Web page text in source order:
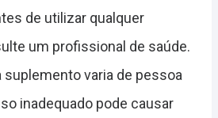
de utilizar qualquer
um profissional de saúde.
suplemento varia de pessoa
inadequado pode causar